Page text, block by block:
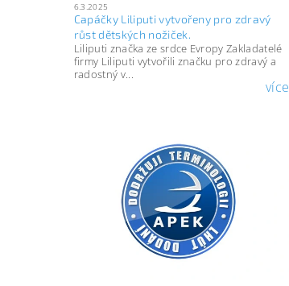
6.3.2025
Capáčky Liliputi vytvořeny pro zdravý
růst dětských nožiček.
Liliputi značka ze srdce Evropy Zakladatelé
firmy Liliputi vytvořili značku pro zdravý a
radostný v...
více